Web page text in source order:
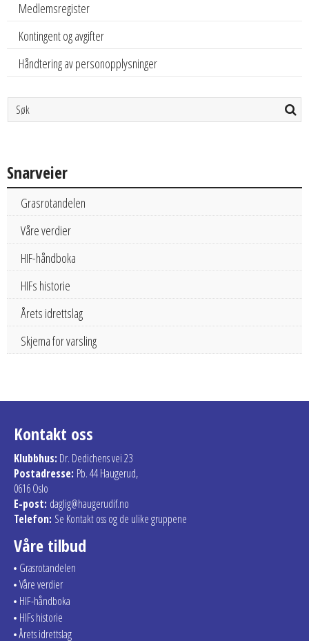
Medlemsregister
Kontingent og avgifter
Håndtering av personopplysninger
Snarveier
Grasrotandelen
Våre verdier
HIF-håndboka
HIFs historie
Årets idrettslag
Skjema for varsling
Kontakt oss
Klubbhus: Dr. Dedichens vei 23
Postadresse: Pb. 44 Haugerud,
0616 Oslo
E-post: daglig@haugerudif.no
Telefon: Se Kontakt oss og de ulike gruppene
Våre tilbud
Grasrotandelen
Våre verdier
HIF-håndboka
HIFs historie
Årets idrettslag